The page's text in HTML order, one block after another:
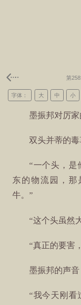
第
字体： 大 中 小
墨振邦对厉家
双头并蒂的毒
“一个头，是
东的物流园，
牛。”
“这个头虽然
“真正的要害
墨振邦的声音
“我今天刚看